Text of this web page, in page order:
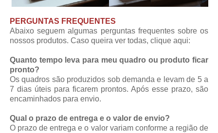
PERGUNTAS FREQUENTES
Abaixo seguem algumas perguntas frequentes sobre os
nossos produtos. Caso queira ver todas, clique aqui:
Quanto tempo leva para meu quadro ou produto ficar
pronto?
Os quadros são produzidos sob demanda e levam de 5 a
7 dias úteis para ficarem prontos. Após esse prazo, são
encaminhados para envio.
Qual o prazo de entrega e o valor de envio?
O prazo de entrega e o valor variam conforme a região de